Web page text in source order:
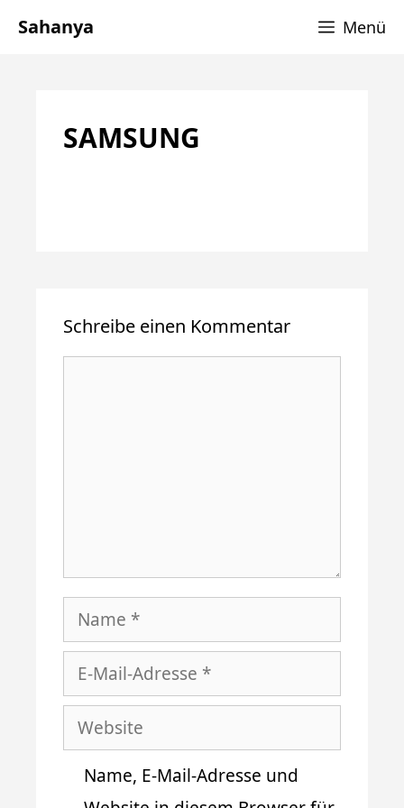
ZumSahanya Menü
SAMSUNG
Schreibe einen Kommentar
Name
Mail-
Adresse
Website
Name, E-Mail-Adresse und